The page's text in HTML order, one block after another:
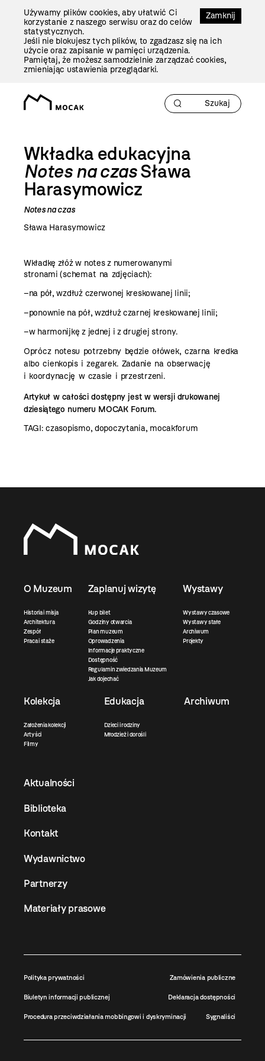
Zamknij
Używamy plików cookies, aby ułatwić Ci
korzystanie z naszego serwisu oraz do celów
statystycznych.
Jeśli nie blokujesz tych plików, to zgadzasz się na ich
użycie oraz zapisanie w pamięci urządzenia.
Pamiętaj, że możesz samodzielnie zarządzać cookies,
zmieniając ustawienia przeglądarki.
Wkładka edukacyjna
Notes na czasSława
Harasymowicz
Notes na czas
Sława Harasymowicz
Wkładkę złóż w notes z numerowanymi
stronami(schemat na zdjęciach):
–na pół, wzdłuż czerwonej kreskowanej linii;
–ponownie na pół, wzdłuż czarnej kreskowanej linii;
–w harmonijkę z jednej i z drugiej strony.
Oprócz notesu potrzebny będzie ołówek, czarna kredka
albo cienkopis i zegarek. Zadanie na obserwację
i koordynację w czasie i przestrzeni.
Artykuł w całości dostępny jest w wersji drukowanej
dziesiątego numeru MOCAK Forum.
TAGI:czasopismo, dopoczytania, mocakforum
O Muzeum
Historia i misja
Architektura
Zespół
Praca i staże
Zaplanuj wizytę
Kup bilet
Godziny otwarcia
Plan muzeum
Oprowadzenia
Informacje praktyczne
Dostępność
Regulamin zwiedzania Muzeum
Jak dojechać
Wystawy
Wystawy czasowe
Wystawy stałe
Archiwum
Projekty
Kolekcja
Założenia kolekcji
Artyści
Filmy
Edukacja
Dzieci i rodziny
Młodzież i dorośli
Archiwum
Aktualności
Biblioteka
Kontakt
Wydawnictwo
Partnerzy
Materiały prasowe
Polityka prywatności Zamówienia publiczne
Biuletyn informacji publicznej Deklaracja dostępności
Procedura przeciwdziałania mobbingowi i dyskryminacji Sygnaliści